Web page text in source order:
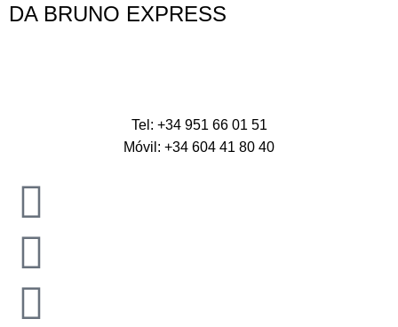
DA BRUNO EXPRESS
Tel: +34 951 66 01 51
Móvil: +34 604 41 80 40